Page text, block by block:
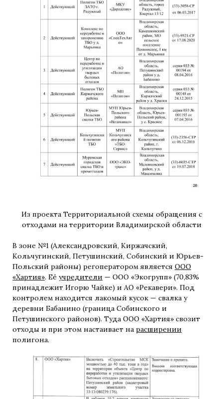
Из проекта Территориальной схемы обращения с
отходами на территории Владимирской области
В зоне №1 (Александровский, Киржачский,
Кольчугинский, Петушинский, Собинский и Юрьев-
Польский районы) регоператором является ООО
«Хартия». Её учредители — ООО «Экогрупп» (70,83%
принадлежит Игорю Чайке) и АО «Рекавери». Под
контролем находится лакомый кусок — свалка у
деревни Бабанино (граница Собинского и
Петушинского районов). Туда ООО «Хартия» свозит
отходы и при этом настаивает на расширении
полигона.